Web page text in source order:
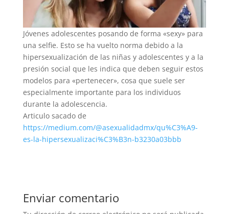
Jóvenes adolescentes posando de forma «sexy» para
una selfie. Esto se ha vuelto norma debido a la
hipersexualización de las niñas y adolescentes y a la
presión social que les indica que deben seguir estos
modelos para «pertenecer», cosa que suele ser
especialmente importante para los individuos
durante la adolescencia.
Articulo sacado de
https://medium.com/@asexualidadmx/qu%C3%A9-
es-la-hipersexualizaci%C3%B3n-b3230a03bbb
Enviar comentario